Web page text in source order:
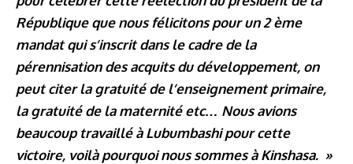
République que nous félicitons pour un 2 ème
mandat qui s’inscrit dans le cadre de la
pérennisation des acquits du développement, on
peut citer la gratuité de l’enseignement primaire,
la gratuité de la maternité etc… Nous avions
beaucoup travaillé à Lubumbashi pour cette
victoire, voilà pourquoi nous sommes à Kinshasa. »